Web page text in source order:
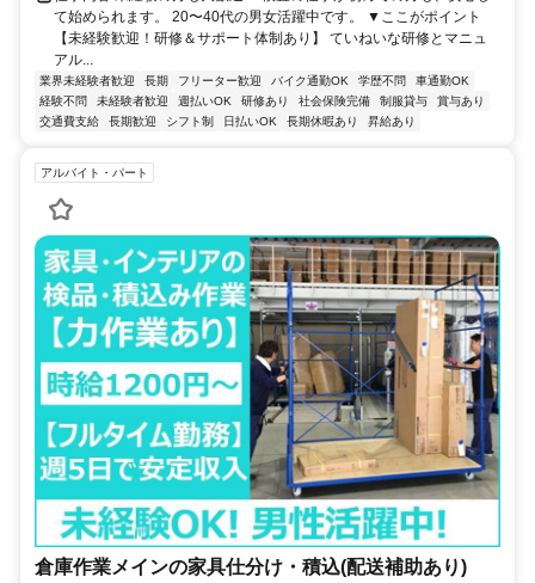
て始められます。 20〜40代の男女活躍中です。 ▼ここがポイント
【未経験歓迎！研修＆サポート体制あり】 ていねいな研修とマニュ
アル...
業界未経験者歓迎 長期 フリーター歓迎 バイク通勤OK 学歴不問
車通勤OK
経験不問
未経験者歓迎 週払いOK 研修あり 社会保険完備 制服貸与
賞与あり
交通費支給
長期歓迎 シフト制 日払いOK 長期休暇あり 昇給あり
アルバイト・パート
倉庫作業メインの家具仕分け・積込(配送補助あり)